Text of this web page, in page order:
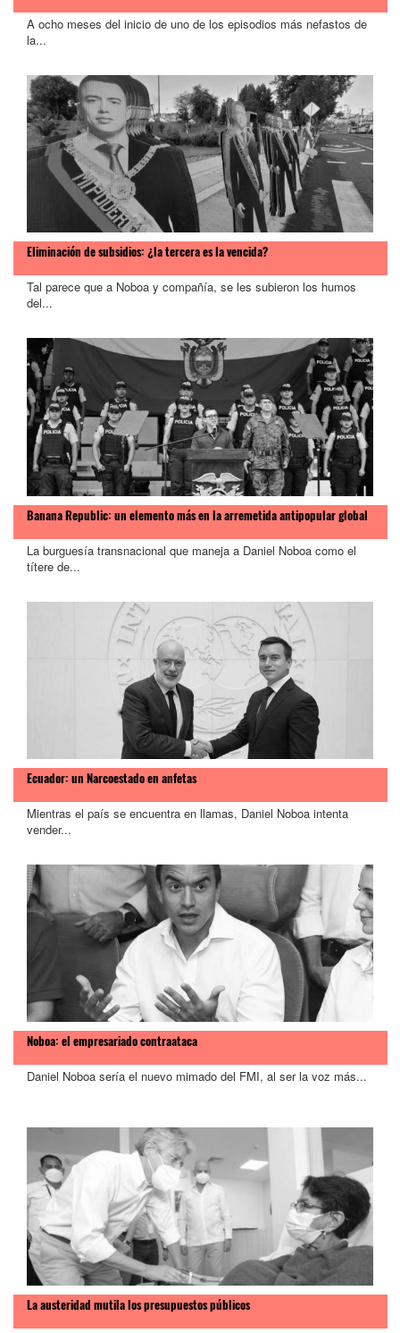
A ocho meses del inicio de uno de los episodios más nefastos de
la...
Eliminación de subsidios: ¿la tercera es la vencida?
Tal parece que a Noboa y compañía, se les subieron los humos
del...
Banana Republic: un elemento más en la arremetida antipopular global
La burguesía transnacional que maneja a Daniel Noboa como el
títere de...
Ecuador: un Narcoestado en anfetas
Mientras el país se encuentra en llamas, Daniel Noboa intenta
vender...
Noboa: el empresariado contraataca
Daniel Noboa sería el nuevo mimado del FMI, al ser la voz más...
La austeridad mutila los presupuestos públicos